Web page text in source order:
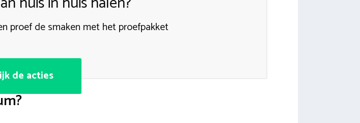
proef de smaken met het proefpakket
de acties